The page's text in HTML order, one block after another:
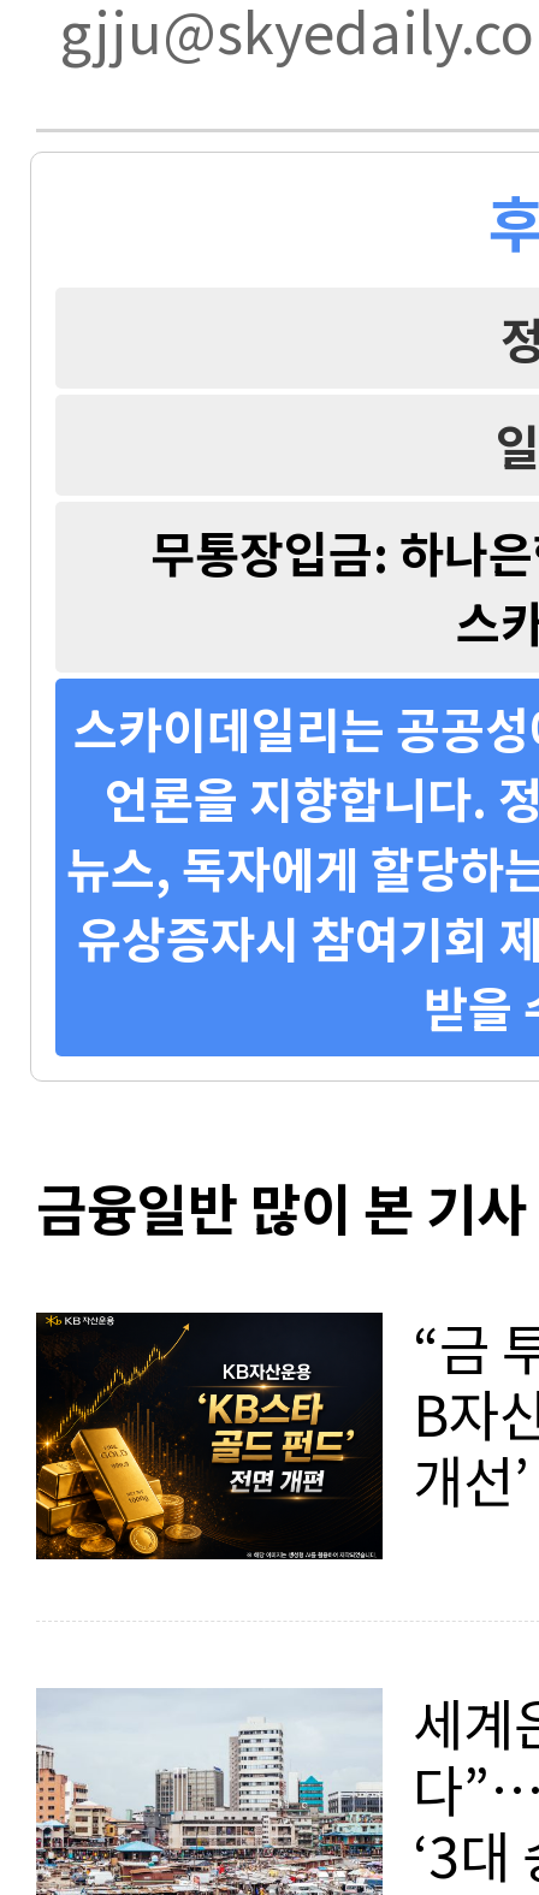
무통장입금: 하나
스
스카이데일리는 공공
언론을 지향합니다.
뉴스, 독자에게 할당하
유상증자시 참여기회
받을
금융일반 많이 본 기사
“금
B자
개선’
세계
다
‘3대